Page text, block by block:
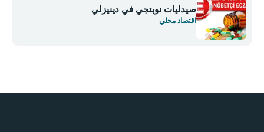
صيدليات نوبتجي في دينيزلي
اقتصاد محلي